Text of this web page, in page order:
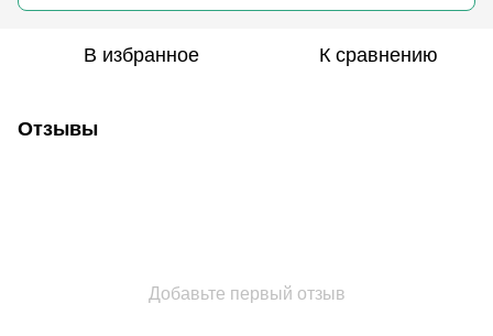
В избранное К сравнению
Отзывы
Добавьте первый отзыв